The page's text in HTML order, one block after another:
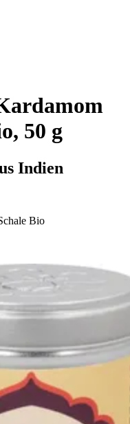
50 g
Indien
Bio